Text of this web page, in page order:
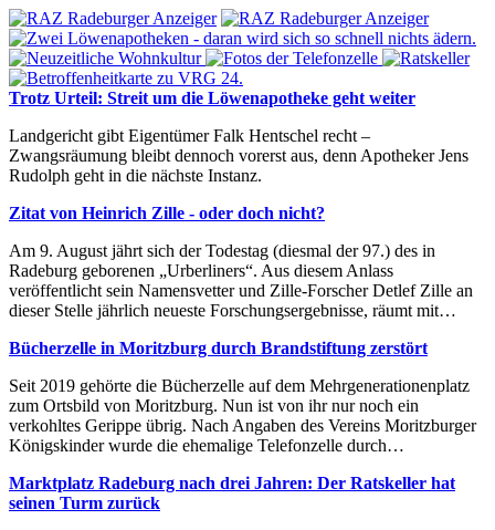
Trotz Urteil: Streit um die Löwenapotheke geht weiter
Landgericht gibt Eigentümer Falk Hentschel recht –
Zwangsräumung bleibt dennoch vorerst aus, denn Apotheker Jens
Rudolph geht in die nächste Instanz.
Zitat von Heinrich Zille - oder doch nicht?
Am 9. August jährt sich der Todestag (diesmal der 97.) des in
Radeburg geborenen „Urberliners“. Aus diesem Anlass
veröffentlicht sein Namensvetter und Zille-Forscher Detlef Zille an
dieser Stelle jährlich neueste Forschungsergebnisse, räumt mit…
Bücherzelle in Moritzburg durch Brandstiftung zerstört
Seit 2019 gehörte die Bücherzelle auf dem Mehrgenerationenplatz
zum Ortsbild von Moritzburg. Nun ist von ihr nur noch ein
verkohltes Gerippe übrig. Nach Angaben des Vereins Moritzburger
Königskinder wurde die ehemalige Telefonzelle durch…
Marktplatz Radeburg nach drei Jahren: Der Ratskeller hat
seinen Turm zurück